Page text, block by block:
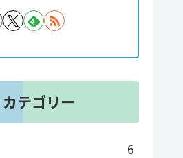
テゴリー
6